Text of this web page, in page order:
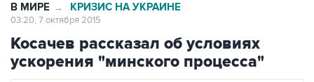
В МИРЕ → КРИЗИС НА УКРАИНЕ
03:20, 7 октября 2015
Косачев рассказал об условиях
ускорения "минского процесса"